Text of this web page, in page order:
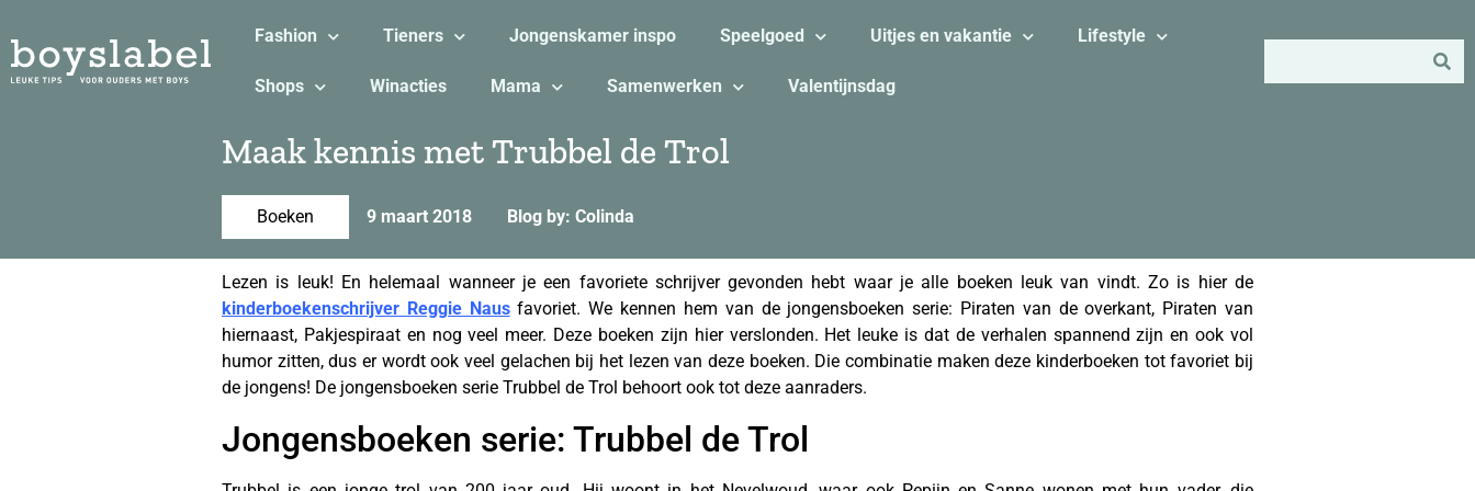
Fashion Tieners Jongenskamer inspo Speelgoed Uitjes en vakantie Lifestyle
Shops Winacties Mama Samenwerken Valentijnsdag
Maak kennis met Trubbel de Trol
Boeken 9 maart 2018 Blog by: Colinda
Lezen is leuk! En helemaal wanneer je een favoriete schrijver gevonden hebt waar je alle boeken leuk van vindt. Zo is hier de
kinderboekenschrijver Reggie Nausfavoriet. We kennen hem van de jongensboeken serie: Piraten van de overkant, Piraten van
hiernaast, Pakjespiraat en nog veel meer. Deze boeken zijn hier verslonden. Het leuke is dat de verhalen spannend zijn en ook vol
humor zitten, dus er wordt ook veel gelachen bij het lezen van deze boeken. Die combinatie maken deze kinderboeken tot favoriet bij
de jongens! De jongensboeken serie Trubbel de Trol behoort ook tot deze aanraders.
Jongensboeken serie: Trubbel de Trol